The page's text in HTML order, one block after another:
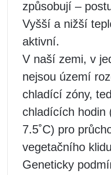
způsobují –
Vyšší a nižší
aktivní.
V naší zemi, v
nejsou území
chladící zóny,
chladících hodin
7.5˚С) pro
vegetačního
Geneticky